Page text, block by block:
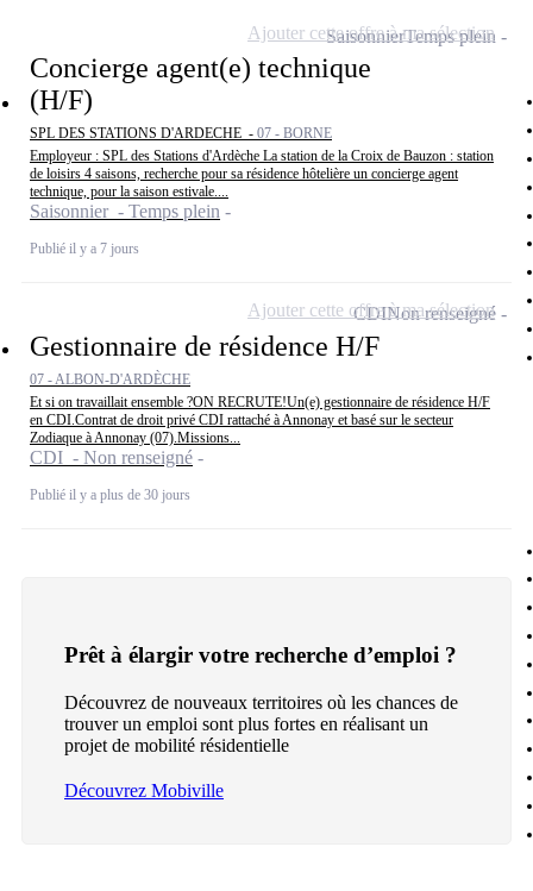
Concierge agent(e) technique
(H/F)
SPL DES STATIONS D'ARDECHE - 07 - BORNE
Employeur : SPL des Stations d'Ardèche La station de la Croix de Bauzon : station
de loisirs 4 saisons, recherche pour sa résidence hôtelière un concierge agent
technique, pour la saison estivale....
Saisonnier - Temps plein
Publié il y a 7 jours
SaisonnierTemps plein
Ajouter cette offre à ma sélection
Gestionnaire de résidence H/F
07 - ALBON-D'ARDÈCHE
Et si on travaillait ensemble ?ON RECRUTE!Un(e) gestionnaire de résidence H/F
en CDI.Contrat de droit privé CDI rattaché à Annonay et basé sur le secteur
Zodiaque à Annonay (07).Missions...
CDI - Non renseigné
Publié il y a plus de 30 jours
CDINon renseigné
Ajouter cette offre à ma sélection
Prêt à élargir votre recherche d’emploi ?
Découvrez de nouveaux territoires où les chances de
trouver un emploi sont plus fortes en réalisant un
projet de mobilité résidentielle
Découvrez Mobiville